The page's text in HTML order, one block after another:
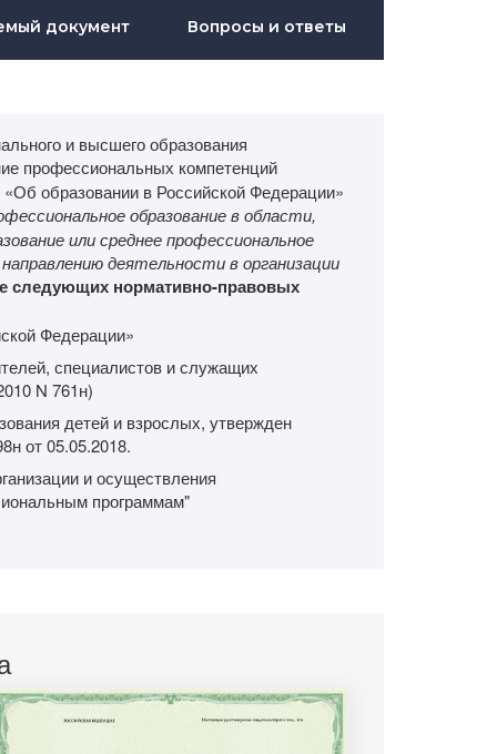
документ Вопросы и ответы
и высшего образования
профессиональных компетенций
образовании в Российской Федерации»
образование в области,
или среднее профессиональное
деятельности в организации
следующих нормативно-правовых
Федерации»
специалистов и служащих
N 761н)
детей и взрослых, утвержден
от 05.05.2018.
и осуществления
программам"